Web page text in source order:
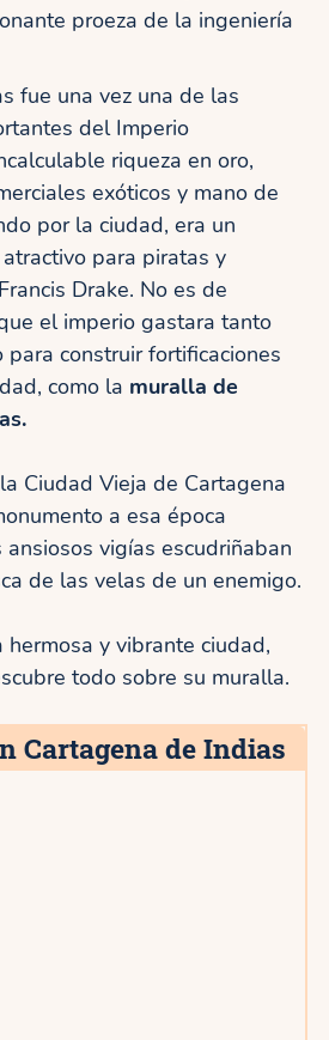
proeza de la ingeniería
fue una vez una de las
del Imperio
riqueza en oro,
exóticos y mano de
por la ciudad, era un
para piratas y
Drake. No es de
el imperio gastara tanto
para construir fortificaciones
como la muralla de
Ciudad Vieja de Cartagena
a esa época
vigías escudriñaban
de las velas de un enemigo.
hermosa y vibrante ciudad,
todo sobre su muralla.
Cartagena de Indias